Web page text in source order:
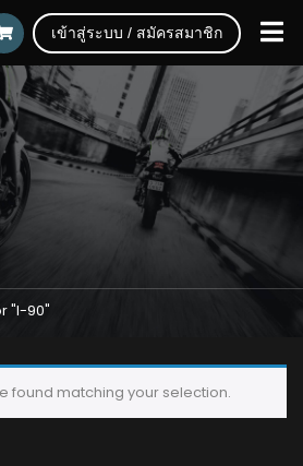
เข้าสู่ระบบ / สมัครสมาชิก
"I-90"
found matching your selection.